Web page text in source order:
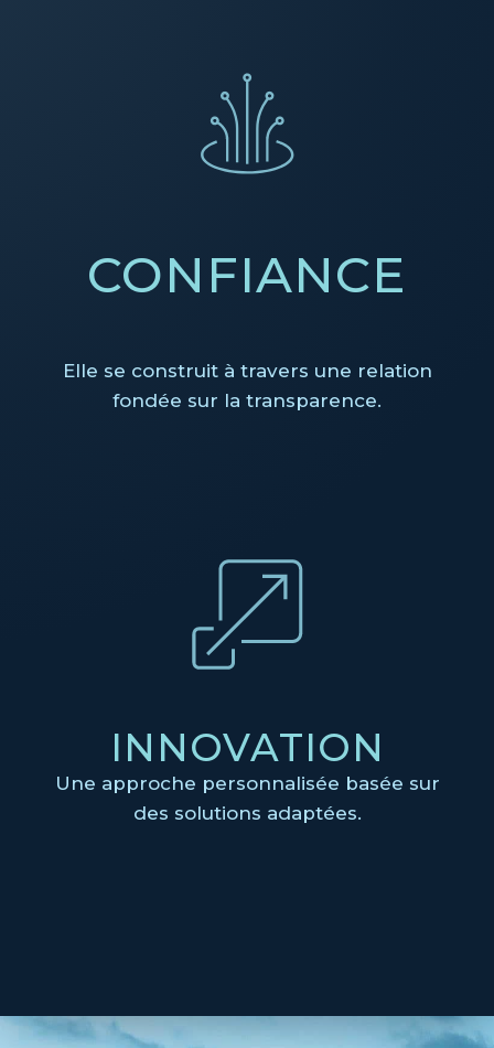
CONFIANCE
Elle se construit à travers une relation
fondée sur la transparence.
INNOVATION
Une approche personnalisée basée sur
des solutions adaptées.